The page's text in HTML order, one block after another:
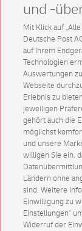
und -
Mit Klick auf
Deutsche Post
auf Ihrem
Technologien
Auswertungen
Webseite
Erlebnis zu
jeweiligen
gehört auch die
möglichst
und unsere
willigen Sie ein,
Ländern ohne
sind. Weitere
Einwilligung zu
Einstellungen“
Widerruf der